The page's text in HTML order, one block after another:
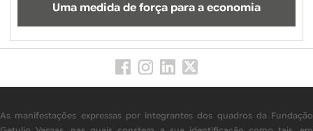
Uma medida de força para a economia
As manifestações expressas por integrantes dos quadros da Fundação